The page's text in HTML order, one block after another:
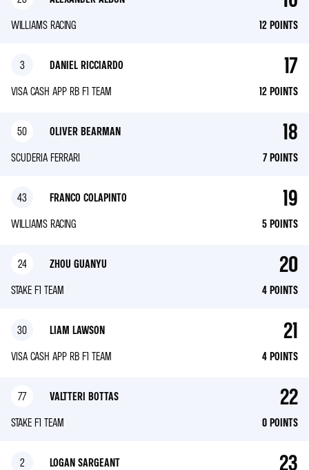
WILLIAMS RACING
12 POINTS
17
3
VISA CASH APP RB F1 TEAM
DANIEL RICCIARDO
12 POINTS
18
50
SCUDERIA FERRARI
OLIVER BEARMAN
7 POINTS
19
43
WILLIAMS RACING
FRANCO COLAPINTO
5 POINTS
20
24
STAKE F1 TEAM
ZHOU GUANYU
4 POINTS
21
30
VISA CASH APP RB F1 TEAM
LIAM LAWSON
4 POINTS
22
77
STAKE F1 TEAM
VALTTERI BOTTAS
0 POINTS
23
2
LOGAN SARGEANT